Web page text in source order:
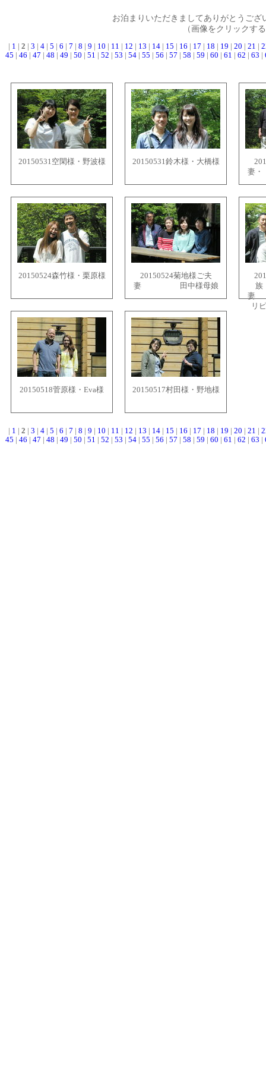
お泊まりいただきましてありがとうご
（画像をクリックす
1 2 3 4 5 6 7 8 9 10 11 12 13 14 15 16 17 18 19 20 21
45
46 47 48 49 50 51 52 53 54| 55 56 57 58 59 60 61 62 63
20150531空閑様・野波様 20150531鈴木様・大橋様
妻
20150524森竹様・栗原様
20150524菊地様ご夫
妻 田中様母娘
リ
20150518菅原様・Eva様 20150517村田様・野地様
| 1 | 2 | 3 | 4 | 5 | 6 | 7 | 8 | 9 | 10 | 11 | 12 | 13 | 14 | 15 | 16 | 17 | 18 | 19 | 20 | 21 |
45 | 46 | 47 | 48 | 49 | 50 | 51 | 52 | 53 | 54| 55 | 56 | 57 | 58 | 59 | 60 | 61 | 62 | 63 |